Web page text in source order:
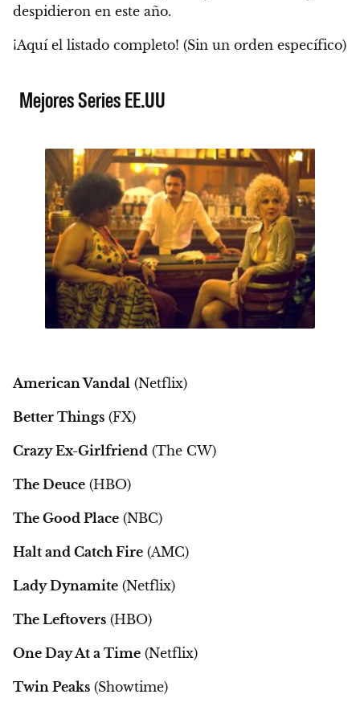
despidieron en este año.
¡Aquí el listado completo! (Sin un orden específico)
Mejores Series EE.UU
American Vandal (Netflix)
Better Things (FX)
Crazy Ex-Girlfriend (The CW)
The Deuce (HBO)
The Good Place (NBC)
Halt and Catch Fire (AMC)
Lady Dynamite (Netflix)
The Leftovers (HBO)
One Day At a Time (Netflix)
Twin Peaks (Showtime)